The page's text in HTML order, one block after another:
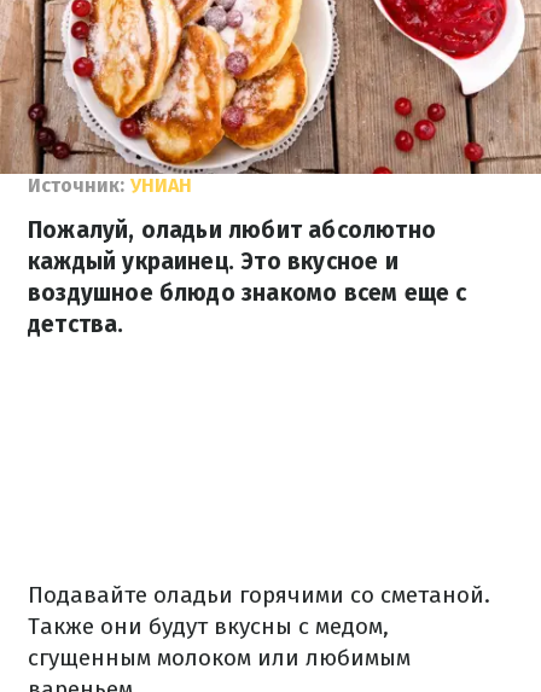
Источник: УНИАН
Пожалуй, оладьи любит абсолютно
каждый украинец. Это вкусное и
воздушное блюдо знакомо всем еще с
детства.
Подавайте оладьи горячими со сметаной.
Также они будут вкусны с медом,
сгущенным молоком или любимым